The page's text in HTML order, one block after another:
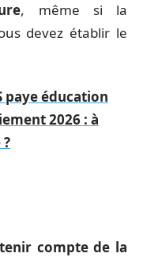
, même si la
devez établir le
paye éducation
2026 : à
tenir compte de la